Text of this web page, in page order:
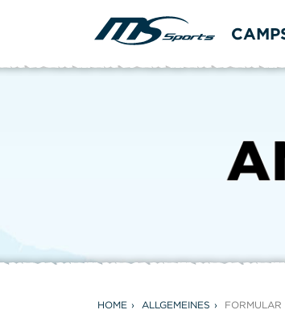
HOME ALLGEMEINES FORMULAR